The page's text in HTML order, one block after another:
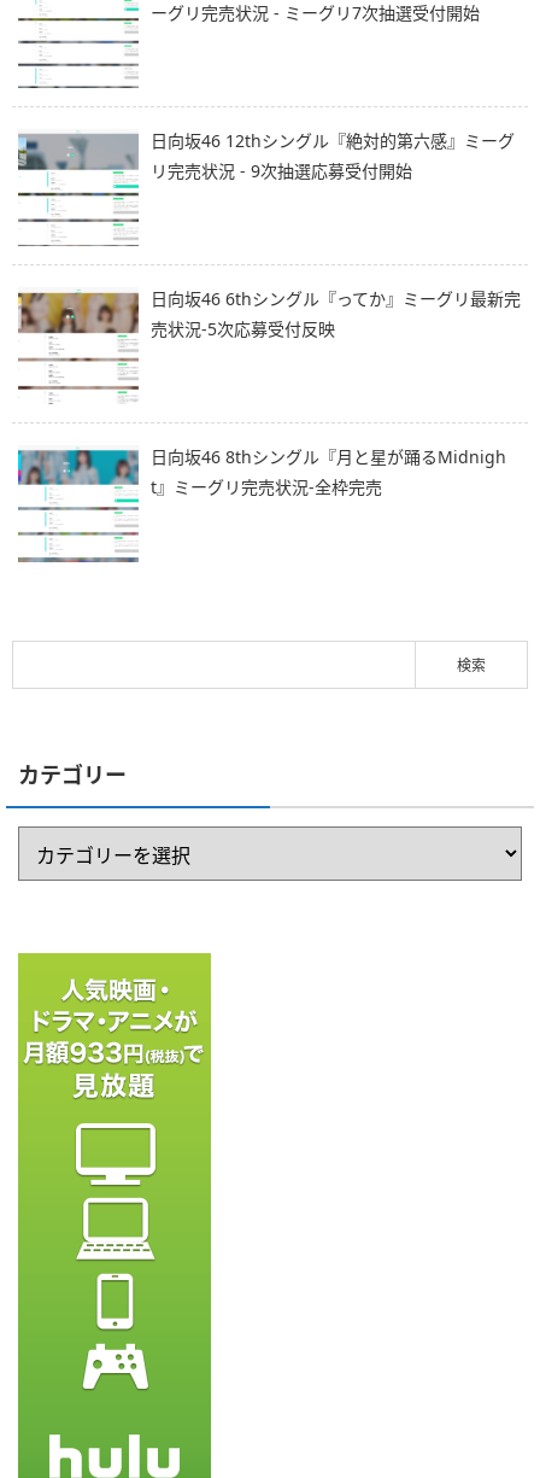
ーグリ完売状況 - ミーグリ7次抽選受付開始
日向坂46 12thシングル『絶対的第六感』ミーグ
リ完売状況 - 9次抽選応募受付開始
日向坂46 6thシングル『ってか』ミーグリ最新完
売状況-5次応募受付反映
日向坂46 8thシングル『月と星が踊るMidnigh
t』ミーグリ完売状況-全枠完売
カテゴリー